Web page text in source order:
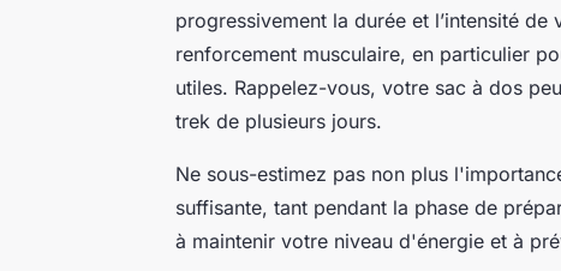
progressivement la durée et l’intensité
renforcement musculaire, en particulier
utiles. Rappelez-vous, votre sac à dos
trek de plusieurs jours.
Ne sous-estimez pas non plus
suffisante, tant pendant la phase de
à maintenir votre niveau d'énergie et à